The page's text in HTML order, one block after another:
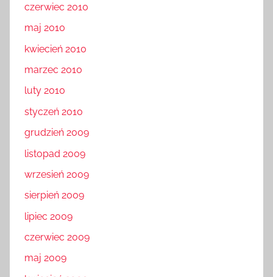
czerwiec 2010
maj 2010
kwiecień 2010
marzec 2010
luty 2010
styczeń 2010
grudzień 2009
listopad 2009
wrzesień 2009
sierpień 2009
lipiec 2009
czerwiec 2009
maj 2009